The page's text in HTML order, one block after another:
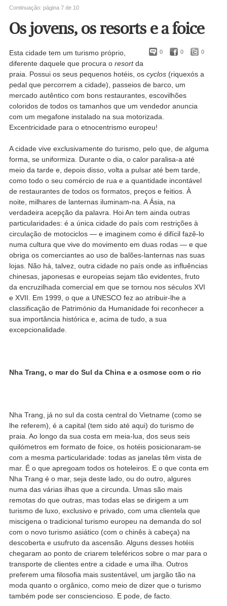
Continuação: página 7 de 10
Os jovens, os resorts e a foice
0 0 0
Esta cidade tem um turismo próprio,
diferente daquele que procura o resortda
praia. Possui os seus pequenos hotéis, os cyclos(riquexós a
pedal que percorrem a cidade), passeios de barco, um
mercado autêntico com bons restaurantes, escovilhões
coloridos de todos os tamanhos que um vendedor anuncia
com um megafone instalado na sua motorizada.
Excentricidade para o etnocentrismo europeu!
A cidade vive exclusivamente do turismo, pelo que, de alguma
forma, se uniformiza. Durante o dia, o calor paralisa-a até
meio da tarde e, depois disso, volta a pulsar até bem tarde,
como todo o seu comércio de rua e a quantidade incontável
de restaurantes de todos os formatos, preços e feitios. À
noite, milhares de lanternas iluminam-na. A Ásia, na
verdadeira acepção da palavra. Hoi An tem ainda outras
particularidades: é a única cidade do país com restrições à
circulação de motociclos — e imaginem como é difícil fazê-lo
numa cultura que vive do movimento em duas rodas — e que
obriga os comerciantes ao uso de balões-lanternas nas suas
lojas. Não há, talvez, outra cidade no país onde as influências
chinesas, japonesas e europeias sejam tão evidentes, fruto
da encruzilhada comercial em que se tornou nos séculos XVI
e XVII. Em 1999, o que a UNESCO fez ao atribuir-lhe a
classificação de Património da Humanidade foi reconhecer a
sua importância histórica e, acima de tudo, a sua
excepcionalidade.
Nha Trang, o mar do Sul da China e a osmose com o rio
Nha Trang, já no sul da costa central do Vietname (como se
lhe referem), é a capital (tem sido até aqui) do turismo de
praia. Ao longo da sua costa em meia-lua, dos seus seis
quilómetros em formato de foice, os hotéis posicionaram-se
com a mesma particularidade: todas as janelas têm vista de
mar. É o que apregoam todos os hoteleiros. E o que conta em
Nha Trang é o mar, seja deste lado, ou do outro, algures
numa das várias ilhas que a circunda. Umas são mais
remotas do que outras, mas todas elas se dirigem a um
turismo de luxo, exclusivo e privado, com uma clientela que
miscigena o tradicional turismo europeu na demanda do sol
com o novo turismo asiático (com o chinês à cabeça) na
descoberta e usufruto da ascensão. Alguns desses hotéis
chegaram ao ponto de criarem teleféricos sobre o mar para o
transporte de clientes entre a cidade e uma ilha. Outros
preferem uma filosofia mais sustentável, um jargão tão na
moda quanto o orgânico, como meio de dizer que o turismo
também pode ser consciencioso. E pode, de facto.